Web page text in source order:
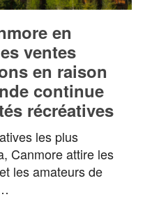
en
ventes
en raison
continue
récréatives
les plus
Canmore attire les
les amateurs de